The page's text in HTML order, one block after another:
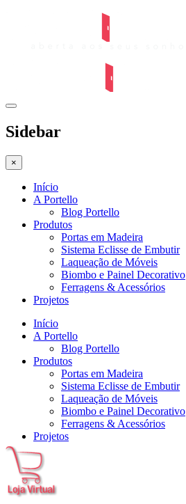
Sidebar
×
Início
A Portello
Blog Portello
Produtos
Portas em Madeira
Sistema Eclisse de Embutir
Laqueação de Móveis
Biombo e Painel Decorativo
Ferragens & Acessórios
Projetos
Início
A Portello
Blog Portello
Produtos
Portas em Madeira
Sistema Eclisse de Embutir
Laqueação de Móveis
Biombo e Painel Decorativo
Ferragens & Acessórios
Projetos